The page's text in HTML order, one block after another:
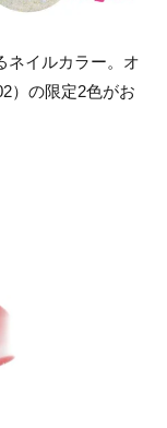
ネイルカラー。オ
）の限定2色がお